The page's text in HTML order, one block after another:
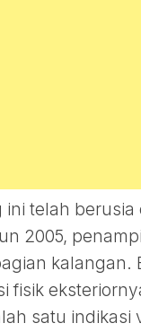
telah berusia
2005,
kalangan.
fisik
satu indikasi